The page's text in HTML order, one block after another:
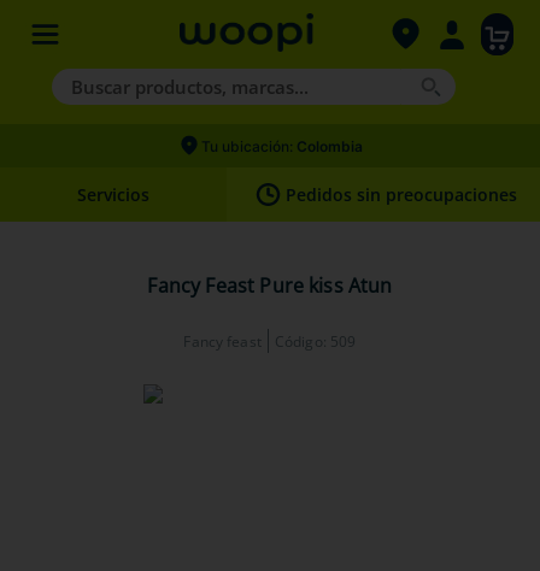
Buscar productos, marcas...
Términos más buscados
2.
hills
Tu ubicación: Colombia
Servicios Pedidos sin preocupaciones
Fancy Feast Pure kiss Atun
Fancy feast Código: 509